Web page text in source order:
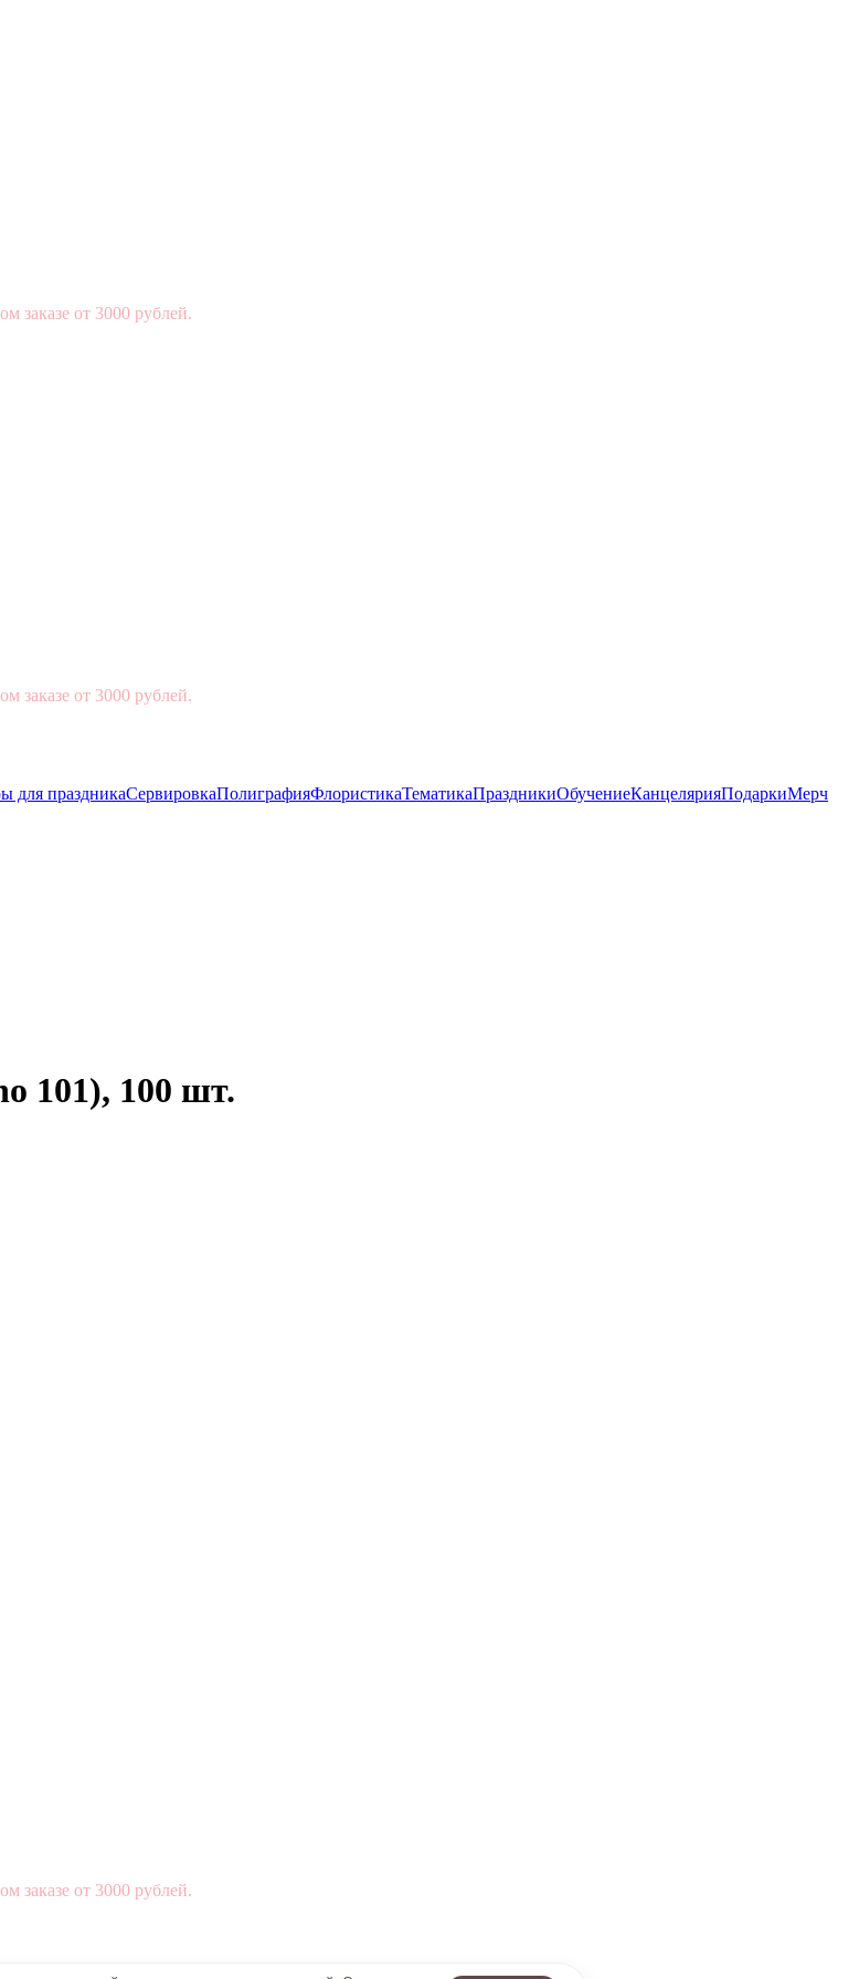
заказе от 3000 рублей.
заказе от 3000 рублей.
для праздникаСервировкаПолиграфияФлористикаТематикаПраздникиОбучениеКанцелярияПодаркиМерч
101), 100 шт.
заказе от 3000 рублей.